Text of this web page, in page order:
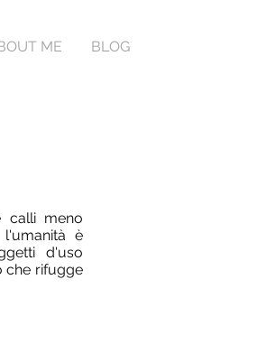
ME BLOG
calli meno
è
d'uso
che rifugge